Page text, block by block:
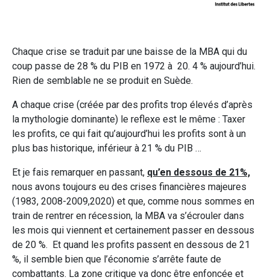
Chaque crise se traduit par une baisse de la MBA qui du
coup passe de 28 % du PIB en 1972 à 20. 4 % aujourd’hui.
Rien de semblable ne se produit en Suède.
A chaque crise (créée par des profits trop élevés d’après
la mythologie dominante) le reflexe est le même : Taxer
les profits, ce qui fait qu’aujourd’hui les profits sont à un
plus bas historique, inférieur à 21 % du PIB …
Et je fais remarquer en passant, qu’en dessous de 21%,
nous avons toujours eu des crises financières majeures
(1983, 2008-2009,2020) et que, comme nous sommes en
train de rentrer en récession, la MBA va s’écrouler dans
les mois qui viennent et certainement passer en dessous
de 20 %. Et quand les profits passent en dessous de 21
%, il semble bien que l’économie s’arrête faute de
combattants. La zone critique va donc être enfoncée et